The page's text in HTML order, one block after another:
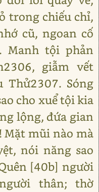
trong chiếu chỉ,
cũ, ngoan cố
Manh tội phản
giẫm vết
Thử2307. Sóng
cho xuể tội kia
lộng, đứa gian
Mặt mũi nào mà
nói năng sao
[40b] người
thân; thờ